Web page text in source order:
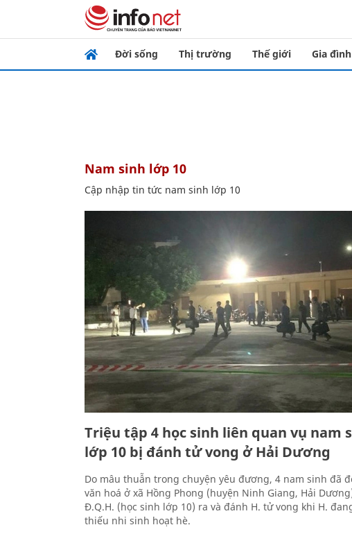
Đời sống Thị trường Thế giới Gia đình
nam sinh lớp 10
Cập nhập tin tức nam sinh lớp 10
Triệu tập 4 học sinh liên quan vụ nam
lớp 10 bị đánh tử vong ở Hải Dương
Do mâu thuẫn trong chuyện yêu đương, 4 nam sinh đã
văn hoá ở xã Hồng Phong (huyện Ninh Giang, Hải
Đ.Q.H. (học sinh lớp 10) ra và đánh H. tử vong khi H.
thiếu nhi sinh hoạt hè.